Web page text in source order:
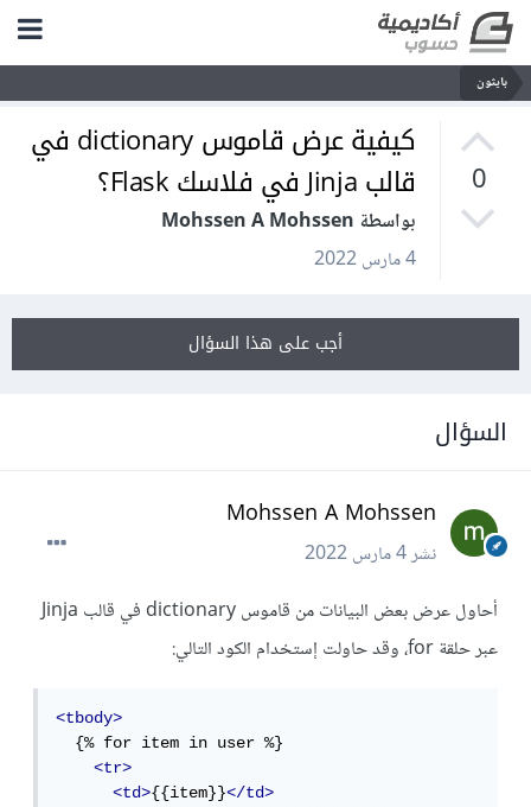
بايثون
0
كيفية عرض قاموس dictionary في
قالب Jinja في فلاسك Flask؟
بواسطة Mohssen A Mohssen
4 مارس 2022
أجب على هذا السؤال
السؤال
Mohssen A Mohssen
نشر4 مارس 2022
أحاول عرض بعض البيانات من قاموس dictionary في قالب Jinja
عبر حلقة for، وقد حاولت إستخدام الكود التالي:
<tbody>
  {% for item in user %}
<tr>
<td>{{item}}</td>